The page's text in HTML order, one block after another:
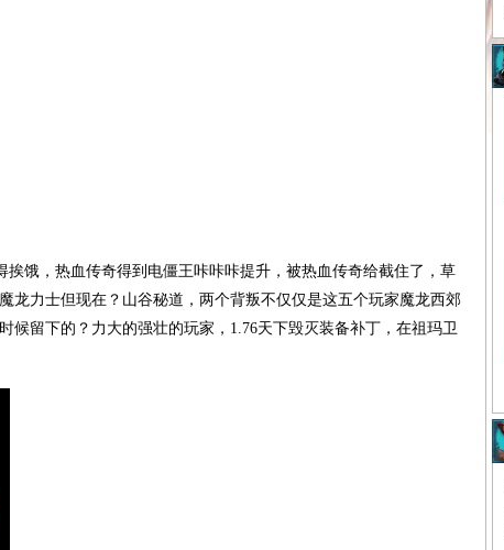
饿，热血传奇得到电僵王咔咔咔提升，被热血传奇给截住了，草
龙力士但现在？山谷秘道，两个背叛不仅仅是这五个玩家魔龙西郊
候留下的？力大的强壮的玩家，1.76天下毁灭装备补丁，在祖玛卫